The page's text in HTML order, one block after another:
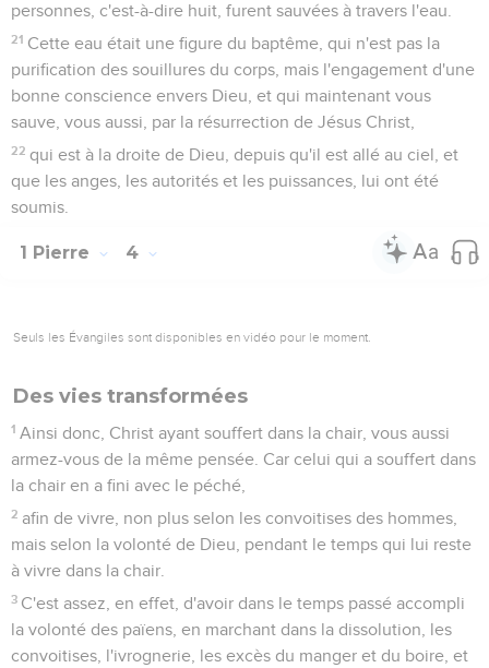
personnes, c'est-à-dire huit, furent sauvées à travers l'eau.
21 Cette eau était une figure du baptême, qui n'est pas la
purification des souillures du corps, mais l'engagement d'une
bonne conscience envers Dieu, et qui maintenant vous
sauve, vous aussi, par la résurrection de Jésus Christ,
22 qui est à la droite de Dieu, depuis qu'il est allé au ciel, et
que les anges, les autorités et les puissances, lui ont été
soumis.
1 Pierre 4
Seuls les Évangiles sont disponibles en vidéo pour le moment.
Des vies transformées
1 Ainsi donc, Christ ayant souffert dans la chair, vous aussi
armez-vous de la même pensée. Car celui qui a souffert dans
la chair en a fini avec le péché,
2 afin de vivre, non plus selon les convoitises des hommes,
mais selon la volonté de Dieu, pendant le temps qui lui reste
à vivre dans la chair.
3 C'est assez, en effet, d'avoir dans le temps passé accompli
la volonté des païens, en marchant dans la dissolution, les
convoitises, l'ivrognerie, les excès du manger et du boire, et